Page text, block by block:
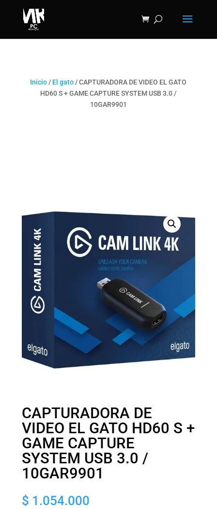
Inicio / El gato / CAPTURADORA DE VIDEO EL GATO
HD60 S + GAME CAPTURE SYSTEM USB 3.0 /
10GAR9901
CAPTURADORA DE
VIDEO EL GATO HD60 S +
GAME CAPTURE
SYSTEM USB 3.0 /
10GAR9901
$ 1.054.000